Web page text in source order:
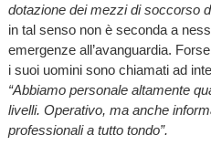
dotazione dei mezzi di soccorso
in tal senso non è seconda a
emergenze all’avanguardia.
i suoi uomini sono chiamati ad
“Abbiamo personale altamente
livelli. Operativo, ma anche
professionali a tutto tondo”.